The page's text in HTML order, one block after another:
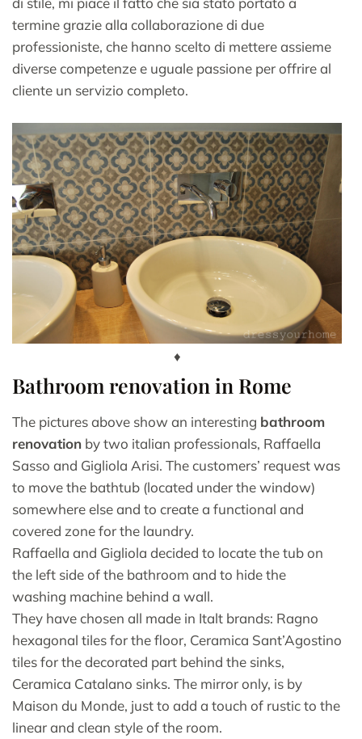
termine grazie alla collaborazione di due
professioniste, che hanno scelto di mettere assieme
diverse competenze e uguale passione per offrire al
cliente un servizio completo.
♦
Bathroom renovation in Rome
The pictures above show an interesting bathroom
renovation by two italian professionals, Raffaella
Sasso and Gigliola Arisi. The customers’ request was
to move the bathtub (located under the window)
somewhere else and to create a functional and
covered zone for the laundry.
Raffaella and Gigliola decided to locate the tub on
the left side of the bathroom and to hide the
washing machine behind a wall.
They have chosen all made in Italt brands: Ragno
hexagonal tiles for the floor, Ceramica Sant’Agostino
tiles for the decorated part behind the sinks,
Ceramica Catalano sinks. The mirror only, is by
Maison du Monde, just to add a touch of rustic to the
linear and clean style of the room.